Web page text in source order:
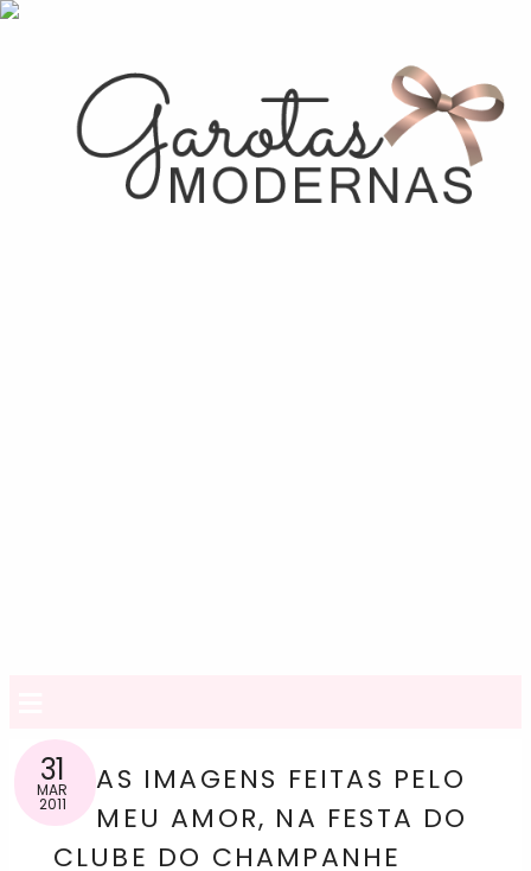
31
MAR
2011
AS IMAGENS FEITAS PELO
MEU AMOR, NA FESTA DO
CLUBE DO CHAMPANHE